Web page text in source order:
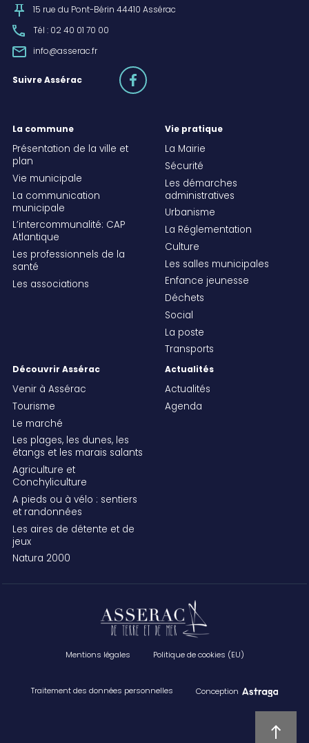
15 rue du Pont-Bérin 44410 Assérac
Tél : 02 40 01 70 00
info@asserac.fr
Suivre Assérac facebook
La commune
Présentation de la ville et
plan
Vie municipale
La communication
municipale
L’intercommunalité: CAP
Atlantique
Les professionnels de la
santé
Les associations
Vie pratique
La Mairie
Sécurité
Les démarches
administratives
Urbanisme
La Réglementation
Culture
Les salles municipales
Enfance jeunesse
Déchets
Social
La poste
Transports
Découvrir Assérac
Venir à Assérac
Tourisme
Le marché
Les plages, les dunes, les
étangs et les marais salants
Agriculture et
Conchyliculture
A pieds ou à vélo : sentiers
et randonnées
Les aires de détente et de
jeux
Natura 2000
Actualités
Actualités
Agenda
Mentions légales Politique de cookies (EU)
Traitement des données personnelles Conception